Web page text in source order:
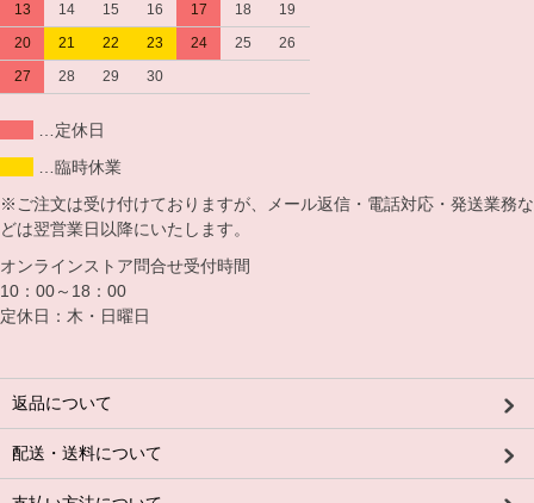
13
14 15 16 17 18
19
20
21 22 23 24 25
26
27
28 29 30
…定休日
…臨時休業
※ご注文は受け付けておりますが、メール返信・電話対応・発送業務な
どは翌営業日以降にいたします。
オンラインストア問合せ受付時間
10：00～18：00
定休日：木・日曜日
返品について
配送・送料について